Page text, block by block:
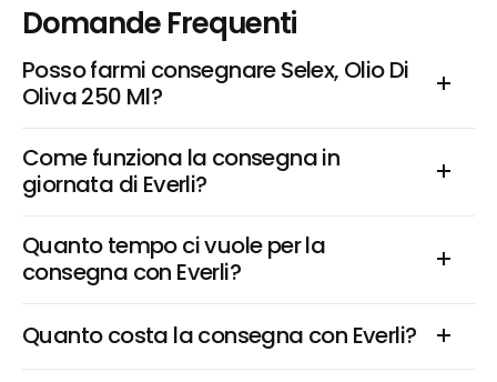
Domande Frequenti
Posso farmi consegnare Selex, Olio Di
Oliva 250 Ml?
Come funziona la consegna in
giornata di Everli?
Quanto tempo ci vuole per la
consegna con Everli?
Quanto costa la consegna con Everli?